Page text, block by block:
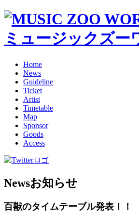
Home
News
Guideline
Ticket
Artist
Timetable
Map
Sponsor
Goods
Access
Newsお知らせ
百獣のタイムテーブル発表！！